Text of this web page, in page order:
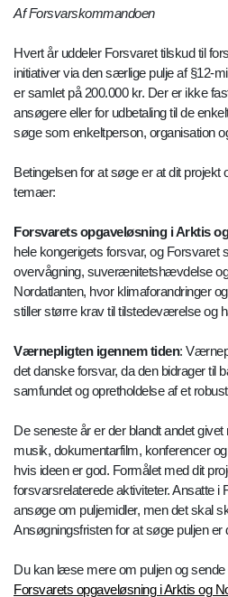
Af Forsvarskommandoen
Hvert år uddeler Forsvaret tilskud til
initiativer via den særlige pulje af §12-
er samlet på 200.000 kr. Der er ikke
ansøgere eller for udbetaling til de
søge som enkeltperson, organisation
Betingelsen for at søge er at dit projekt
temaer:
Forsvarets opgaveløsning i Arktis
hele kongerigets forsvar, og Forsvaret
overvågning, suverænitetshævdelse
Nordatlanten, hvor klimaforandringer
stiller større krav til tilstedeværelse og
Værnepligten igennem tiden:
det danske forsvar, da den bidrager til
samfundet og opretholdelse af et
De seneste år er der blandt andet givet
musik, dokumentarfilm, konferencer
hvis ideen er god. Formålet med dit
forsvarsrelaterede aktiviteter. Ansatte i
ansøge om puljemidler, men det skal
Ansøgningsfristen for at søge puljen er
Du kan læse mere om puljen og sende
Forsvarets opgaveløsning i Arktis og